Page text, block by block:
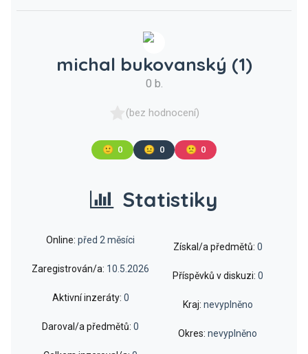
michal bukovanský (1)
0 b.
(bez hodnocení)
🙂 0 😐 0 🙁 0
Statistiky
Online: před 2 měsíci
Zaregistrován/a: 10.5.2026
Aktivní inzeráty: 0
Daroval/a předmětů: 0
Získal/a předmětů: 0
Příspěvků v diskuzi: 0
Kraj: nevyplněno
Okres: nevyplněno